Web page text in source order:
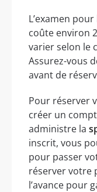
L’examen pour
coûte environ
varier selon le
Assurez-vous
avant de
Pour réserver
créer un
administre la
inscrit, vous
pour passer
réserver votre
l’avance pour